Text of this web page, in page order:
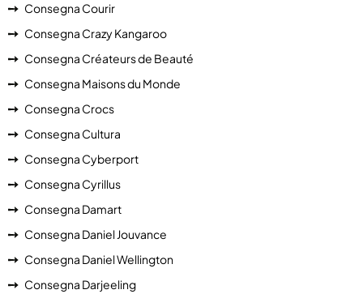
Consegna Courir
Consegna Crazy Kangaroo
Consegna Créateurs de Beauté
Consegna Maisons du Monde
Consegna Crocs
Consegna Cultura
Consegna Cyberport
Consegna Cyrillus
Consegna Damart
Consegna Daniel Jouvance
Consegna Daniel Wellington
Consegna Darjeeling